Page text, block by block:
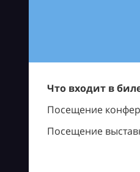
Что входит в
Посещение
Посещение